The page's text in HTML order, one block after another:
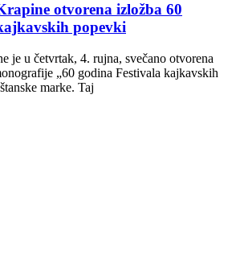
otvorena izložba 60
popevki
je u četvrtak, 4. rujna, svečano otvorena
„60 godina Festivala kajkavskih
marke. Taj